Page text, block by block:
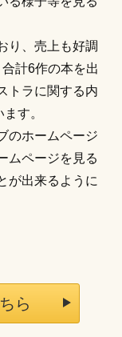
り、売上も好調
計6作の本を出
トラに関する内
す。
のホームページ
ムページを見る
が出来るように
ら